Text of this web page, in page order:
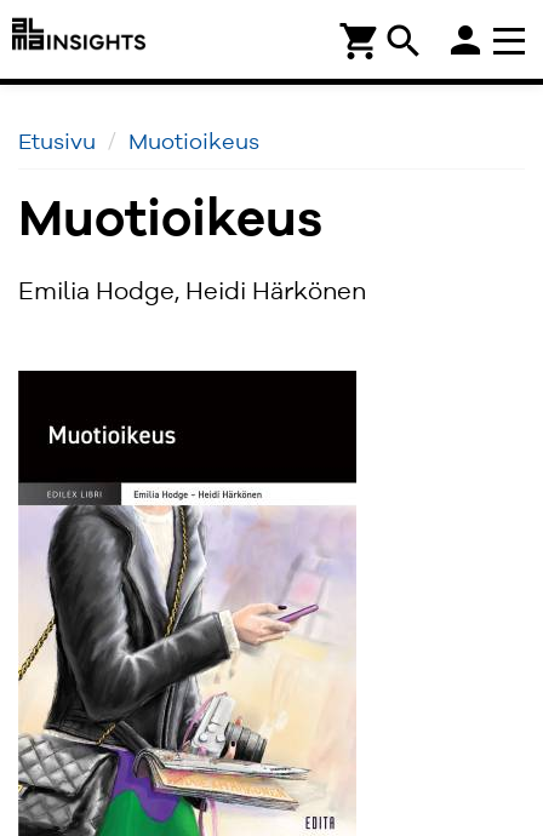
search
shopping_cart person
Etusivu Muotioikeus
Muotioikeus
Emilia Hodge, Heidi Härkönen